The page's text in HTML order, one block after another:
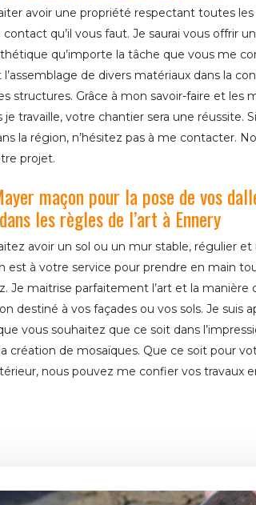
avoir une propriété respectant toutes
qu’il vous faut. Je saurai vous offrir
qu’importe la tâche que vous me
de divers matériaux dans la
structures. Grâce à mon savoir-faire et les
je travaille, votre chantier sera une réussite.
la région, n’hésitez pas à me contacter.
projet.
maçon pour la pose de vos
les règles de l’art à Ennery
avoir un sol ou un mur stable, régulier et
est à votre service pour prendre en main
Je maitrise parfaitement l’art et la manière
destiné à vos façades ou vos sols. Je suis
vous souhaitez que ce soit dans
création de mosaïques. Que ce soit pour
nous pouvez me confier vos travaux